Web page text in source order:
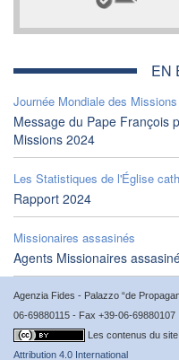
EN
Journée Mondiale des Missions
Message du Pape François
Missions 2024
Les Statistiques de l'Église
Rapport 2024
Missionaires assasinés
Agents Missionaires
Agenzia Fides - Palazzo “de
06-69880115 - Fax +39-06-69880107
Les contenus du
Attribution 4.0 International